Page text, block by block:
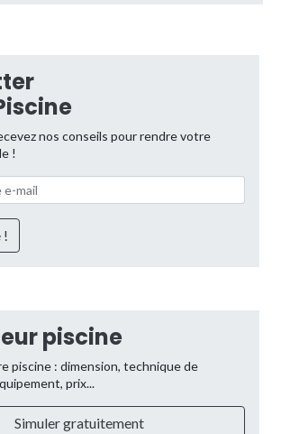
nos conseils pour rendre votre
!
piscine
piscine : dimension, technique de
prix...
Simuler gratuitement